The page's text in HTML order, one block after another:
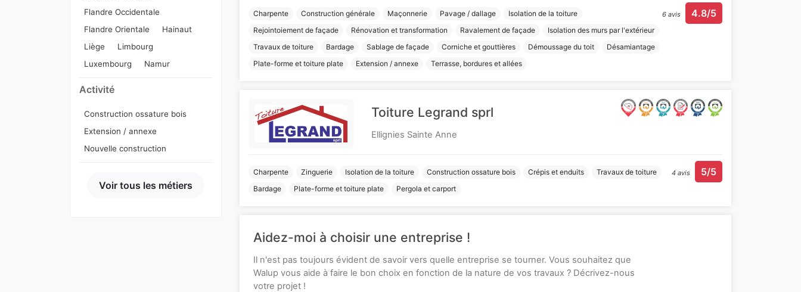
Flandre Occidentale
Flandre Orientale
Hainaut
Liège
Limbourg
Luxembourg
Namur
Activité
Construction ossature bois
Extension / annexe
Nouvelle construction
Voir tous les métiers
6 avis 4.8/5
Charpente Construction générale Maçonnerie Pavage / dallage
Isolation de la toiture
Rejointoiement de façade
Rénovation et transformation Ravalement de façade
Isolation des murs par l'extérieur
Travaux de toiture
Bardage Sablage de façade Corniche et gouttières Démoussage du toit
Désamiantage
Plate-forme et toiture plate
Extension / annexe Terrasse, bordures et allées
Toiture Legrand sprl
Ellignies Sainte Anne
4 avis 5/5
Charpente Zinguerie Isolation de la toiture Construction ossature bois Crépis et enduits
Travaux de toiture
Bardage
Plate-forme et toiture plate Pergola et carport
Aidez-moi à choisir une entreprise !
Il n'est pas toujours évident de savoir vers quelle entreprise se tourner. Vous souhaitez que
Walup vous aide à faire le bon choix en fonction de la nature de vos travaux ? Décrivez-nous
votre projet !